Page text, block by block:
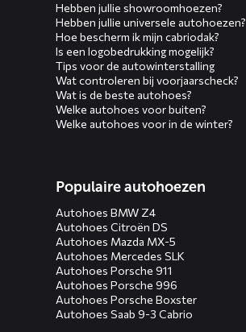
Hebben jullie showroomhoezen?
Hebben jullie universele autohoezen?
Hoe bescherm ik mijn cabriodak?
Is een logobedrukking mogelijk?
Tips voor de autowinterstalling
Wat controleren bij voorjaarscheck?
Wat is de beste autohoes?
Welke autohoes voor buiten?
Welke autohoes voor in de winter?
Populaire autohoezen
Autohoes BMW Z4
Autohoes Citroën DS
Autohoes Mazda MX-5
Autohoes Mercedes SLK
Autohoes Porsche 911
Autohoes Porsche 996
Autohoes Porsche Boxster
Autohoes Saab 9-3 Cabrio